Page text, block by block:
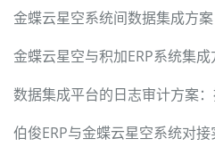
金蝶云星空系统间数据集成方
金蝶云星空与积加ERP系统集成
数据集成平台的日志审计方案
伯俊ERP与金蝶云星空系统对